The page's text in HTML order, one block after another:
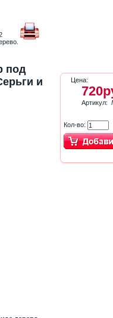
под
и
Цена:
Артикул:
Кол-во: